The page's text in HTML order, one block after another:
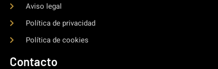
Aviso legal
Política de privacidad
Política de cookies
Contacto